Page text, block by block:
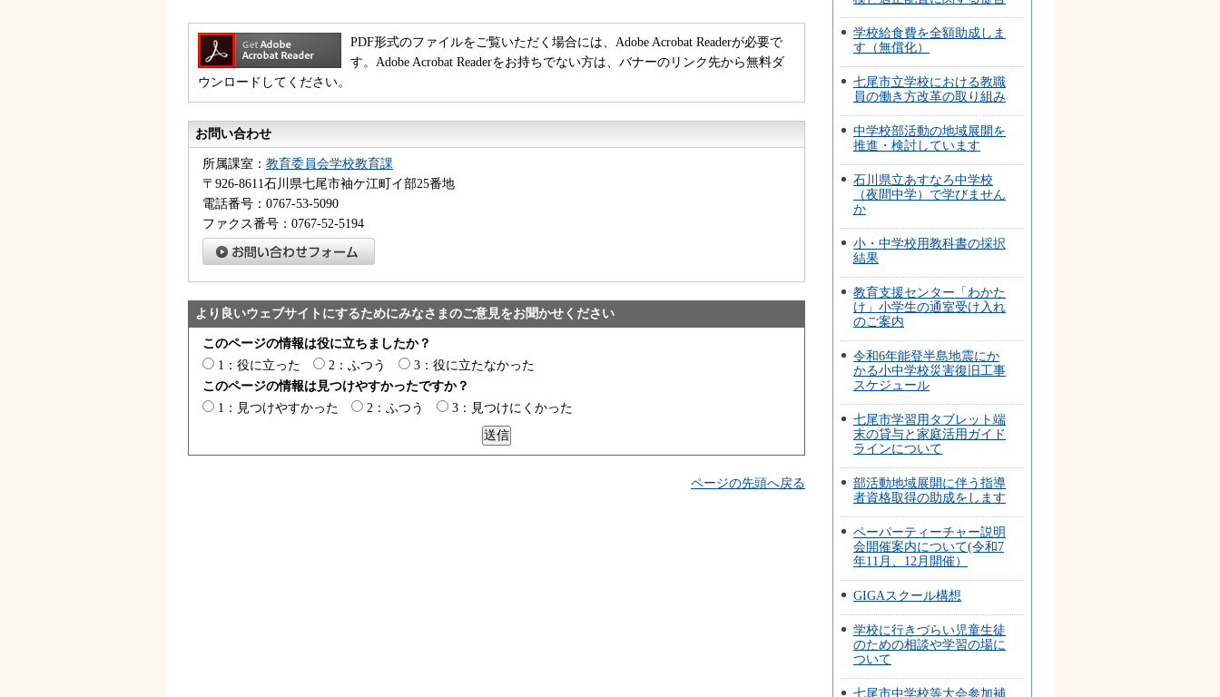
PDF形式のファイルをご覧いただく場合には、Adobe Acrobat Readerが必要で
す。Adobe Acrobat Readerをお持ちでない方は、バナーのリンク先から無料ダ
ウンロードしてください。
お問い合わせ
所属課室： 教育委員会学校教育課
〒926-8611石川県七尾市袖ケ江町イ部25番地
電話番号：0767-53-5090
ファクス番号：0767-52-5194
より良いウェブサイトにするためにみなさまのご意見をお聞かせください
このページの情報は役に立ちましたか？
1：役に立った
2：ふつう
3：役に立たなかった
このページの情報は見つけやすかったですか？
1：見つけやすかった
2：ふつう 3：見つけにくかった
ページの先頭へ戻る
学校給食費を全額助成しま
す（無償化）
七尾市立学校における教職
員の働き方改革の取り組み
中学校部活動の地域展開を
推進・検討しています
石川県立あすなろ中学校
（夜間中学）で学びません
か
小・中学校用教科書の採択
結果
教育支援センター「わかた
け」小学生の通室受け入れ
のご案内
令和6年能登半島地震にか
かる小中学校災害復旧工事
スケジュール
七尾市学習用タブレット端
末の貸与と家庭活用ガイド
ラインについて
部活動地域展開に伴う指導
者資格取得の助成をします
ペーパーティーチャー説明
会開催案内について(令和7
年11月、12月開催）
GIGAスクール構想
学校に行きづらい児童生徒
のための相談や学習の場に
ついて
七尾市中学校等大会参加補